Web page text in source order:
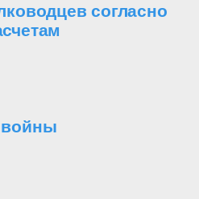
согласно
войны